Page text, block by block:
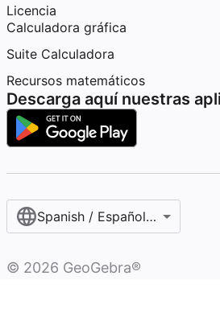
Licencia
Calculadora gráfica
Suite Calculadora
Recursos matemáticos
Descarga aquí nuestras
Spanish / Español
© 2026 GeoGebra®